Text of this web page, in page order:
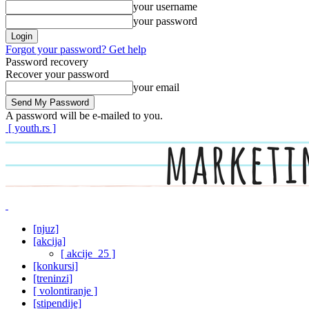
your username
your password
Forgot your password? Get help
Password recovery
Recover your password
your email
A password will be e-mailed to you.
[ youth.rs ]
[njuz]
[akcija]
[ akcije_25 ]
[konkursi]
[treninzi]
[ volontiranje ]
[stipendije]